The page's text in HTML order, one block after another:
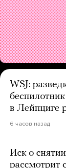
WSJ:
в Лейпциге
6 часов назад
Иск о
рассмотрит